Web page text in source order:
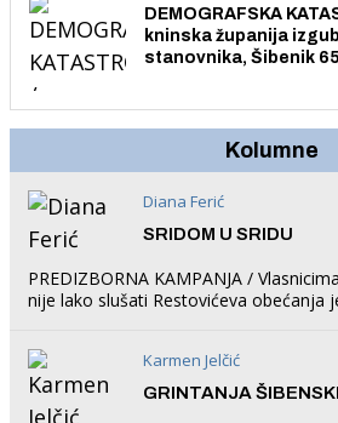
DEMOGRAFSKA
kninska županija
stanovnika, Šibenik
Kolumne
Diana Ferić
SRIDOM U SRIDU
PREDIZBORNA KAMPANJA /
nije lako slušati Restovićeva obećanja
Karmen Jelčić
GRINTANJA